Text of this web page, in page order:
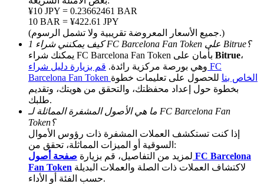
Deposit CASHCAT & Win
Share 500000 CASHCAT prize pool
Exclusive for BitMart Users
Register & Trade to Win 500,000 USDT
¥10 JPY = 0.23662461 BAR
10 BAR = ¥422.61 JPY
(جميع الأسعار المعروضة تقريبية ولا تشمل الرسوم.)
كيف يمكنني شراء 1 FC Barcelona Fan Token على Bitrue؟
Bitrue،
وهي بورصة مركزية رائدة. قم بزيارة دليل شراء FC
Barcelona Fan Token الخاص بنا للحصول على تعليمات خطوة
بخطوة حول إعداد محفظتك، والتحقق من هويتك، وتقديم
طلبك.
ما هي الأصول المشفرة المماثلة لـ FC Barcelona Fan
Token؟
إذا كنت تستكشف العملات المشفرة ذات رؤوس الأموال
السوقية أو الميزات المماثلة، تحقق من:
لمزيد من التفاصيل، قم بزيارة صفحة أصول FC Barcelona
Fan Token
حسب الفئة أو الأداء.